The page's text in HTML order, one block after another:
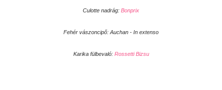
Culotte nadrág: Bonprix
Fehér vászoncipő: Auchan - In extenso
Karika fülbevaló: Rossetti Bizsu